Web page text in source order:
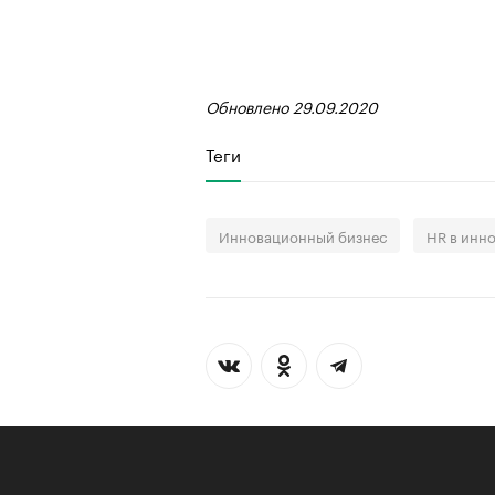
Обновлено 29.09.2020
Теги
Инновационный бизнес HR в